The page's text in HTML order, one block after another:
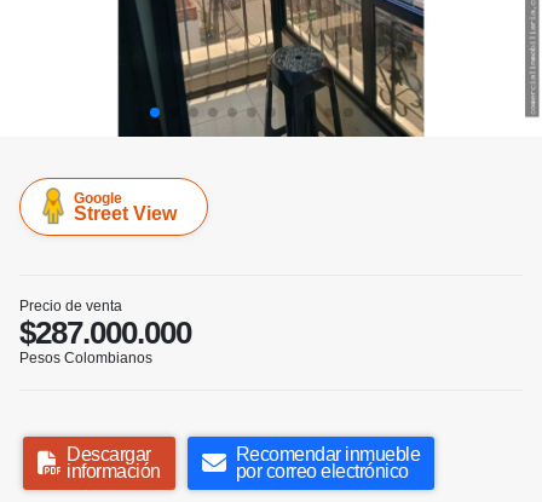
Google
Street View
Precio de venta
$287.000.000
Pesos Colombianos
Descargar
información
Recomendar inmueble
por correo electrónico